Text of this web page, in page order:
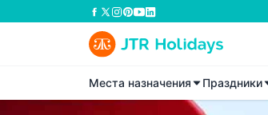
Места назначения Праздники